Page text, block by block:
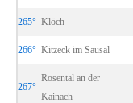
265° Klöch
266° Kitzeck im Sausal
267°
Rosental an der
Kainach